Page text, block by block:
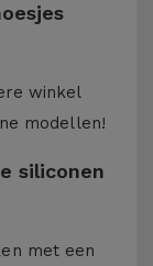
winkel
modellen!
siliconen
met een